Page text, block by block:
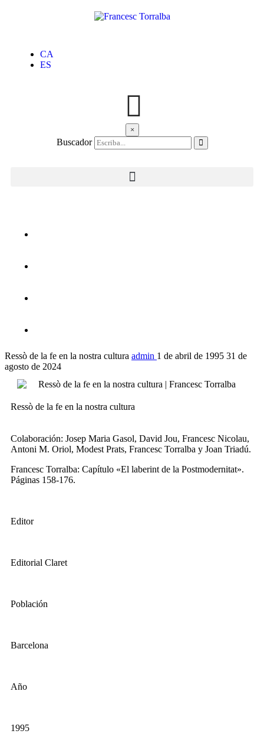
CA
ES
×
Buscador
Ressò de la fe en la nostra cultura admin 1 de abril de 1995 31 de
agosto de 2024
Ressò de la fe en la nostra cultura
Colaboración: Josep Maria Gasol, David Jou, Francesc Nicolau,
Antoni M. Oriol, Modest Prats, Francesc Torralba y Joan Triadú.
Francesc Torralba: Capítulo «El laberint de la Postmodernitat».
Páginas 158-176.
Editor
Editorial Claret
Población
Barcelona
Año
1995